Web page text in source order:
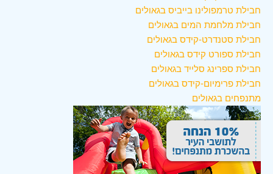
חבילת טרמפולינו בייביס בגאולים
חבילת מלחמת המים בגאולים
חבילת סטנדרט-קידס בגאולים
חבילת ספורט קידס בגאולים
חבילת ספרינג סלייד בגאולים
חבילת פרימיום-קידס בגאולים
מתנפחים בגאולים